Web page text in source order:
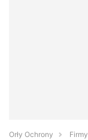
Orły Ochrony